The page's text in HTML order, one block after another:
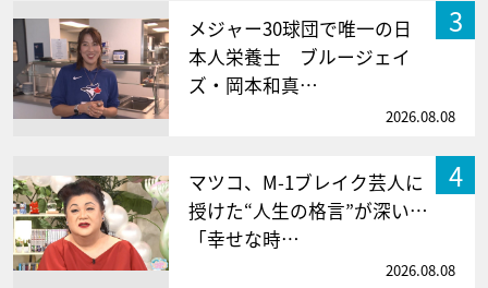
3
メジャー30球団で唯一の日
本人栄養士 ブルージェイ
ズ・岡本和真…
2026.08.08
4
マツコ、M-1ブレイク芸人に
授けた“人生の格言”が深い…
「幸せな時…
2026.08.08